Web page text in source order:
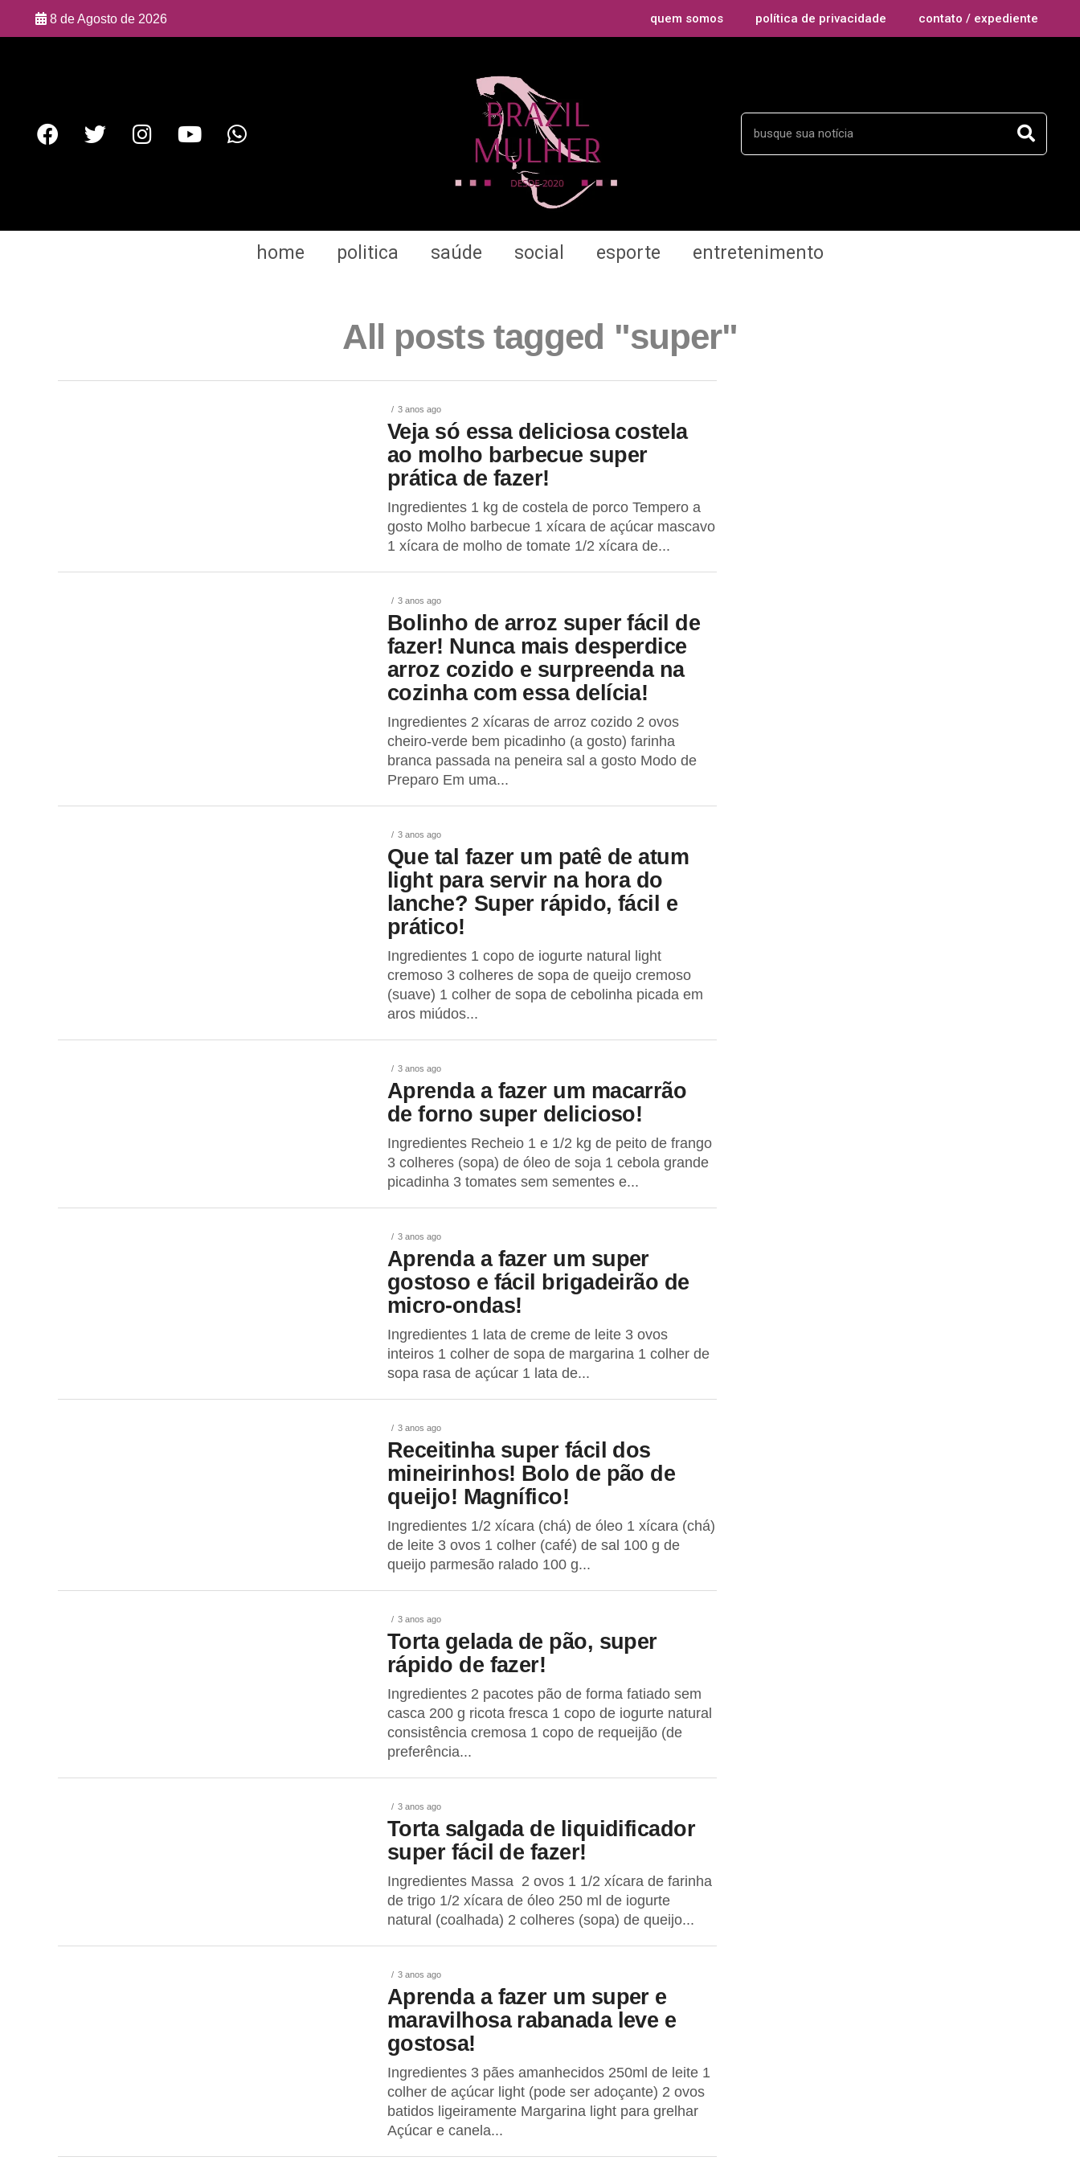
8 de Agosto de 2026 quem somos política de privacidade contato / expediente
home politica saúde social esporte entretenimento
All posts tagged "super"
3 anos ago
Veja só essa deliciosa costela
ao molho barbecue super
prática de fazer!
Ingredientes 1 kg de costela de porco Tempero a
gosto Molho barbecue 1 xícara de açúcar mascavo
1 xícara de molho de tomate 1/2 xícara de...
3 anos ago
Bolinho de arroz super fácil de
fazer! Nunca mais desperdice
arroz cozido e surpreenda na
cozinha com essa delícia!
Ingredientes 2 xícaras de arroz cozido 2 ovos
cheiro-verde bem picadinho (a gosto) farinha
branca passada na peneira sal a gosto Modo de
Preparo Em uma...
3 anos ago
Que tal fazer um patê de atum
light para servir na hora do
lanche? Super rápido, fácil e
prático!
Ingredientes 1 copo de iogurte natural light
cremoso 3 colheres de sopa de queijo cremoso
(suave) 1 colher de sopa de cebolinha picada em
aros miúdos...
3 anos ago
Aprenda a fazer um macarrão
de forno super delicioso!
Ingredientes Recheio 1 e 1/2 kg de peito de frango
3 colheres (sopa) de óleo de soja 1 cebola grande
picadinha 3 tomates sem sementes e...
3 anos ago
Aprenda a fazer um super
gostoso e fácil brigadeirão de
micro-ondas!
Ingredientes 1 lata de creme de leite 3 ovos
inteiros 1 colher de sopa de margarina 1 colher de
sopa rasa de açúcar 1 lata de...
3 anos ago
Receitinha super fácil dos
mineirinhos! Bolo de pão de
queijo! Magnífico!
Ingredientes 1/2 xícara (chá) de óleo 1 xícara (chá)
de leite 3 ovos 1 colher (café) de sal 100 g de
queijo parmesão ralado 100 g...
3 anos ago
Torta gelada de pão, super
rápido de fazer!
Ingredientes 2 pacotes pão de forma fatiado sem
casca 200 g ricota fresca 1 copo de iogurte natural
consistência cremosa 1 copo de requeijão (de
preferência...
3 anos ago
Torta salgada de liquidificador
super fácil de fazer!
Ingredientes Massa 2 ovos 1 1/2 xícara de farinha
de trigo 1/2 xícara de óleo 250 ml de iogurte
natural (coalhada) 2 colheres (sopa) de queijo...
3 anos ago
Aprenda a fazer um super e
maravilhosa rabanada leve e
gostosa!
Ingredientes 3 pães amanhecidos 250ml de leite 1
colher de açúcar light (pode ser adoçante) 2 ovos
batidos ligeiramente Margarina light para grelhar
Açúcar e canela...